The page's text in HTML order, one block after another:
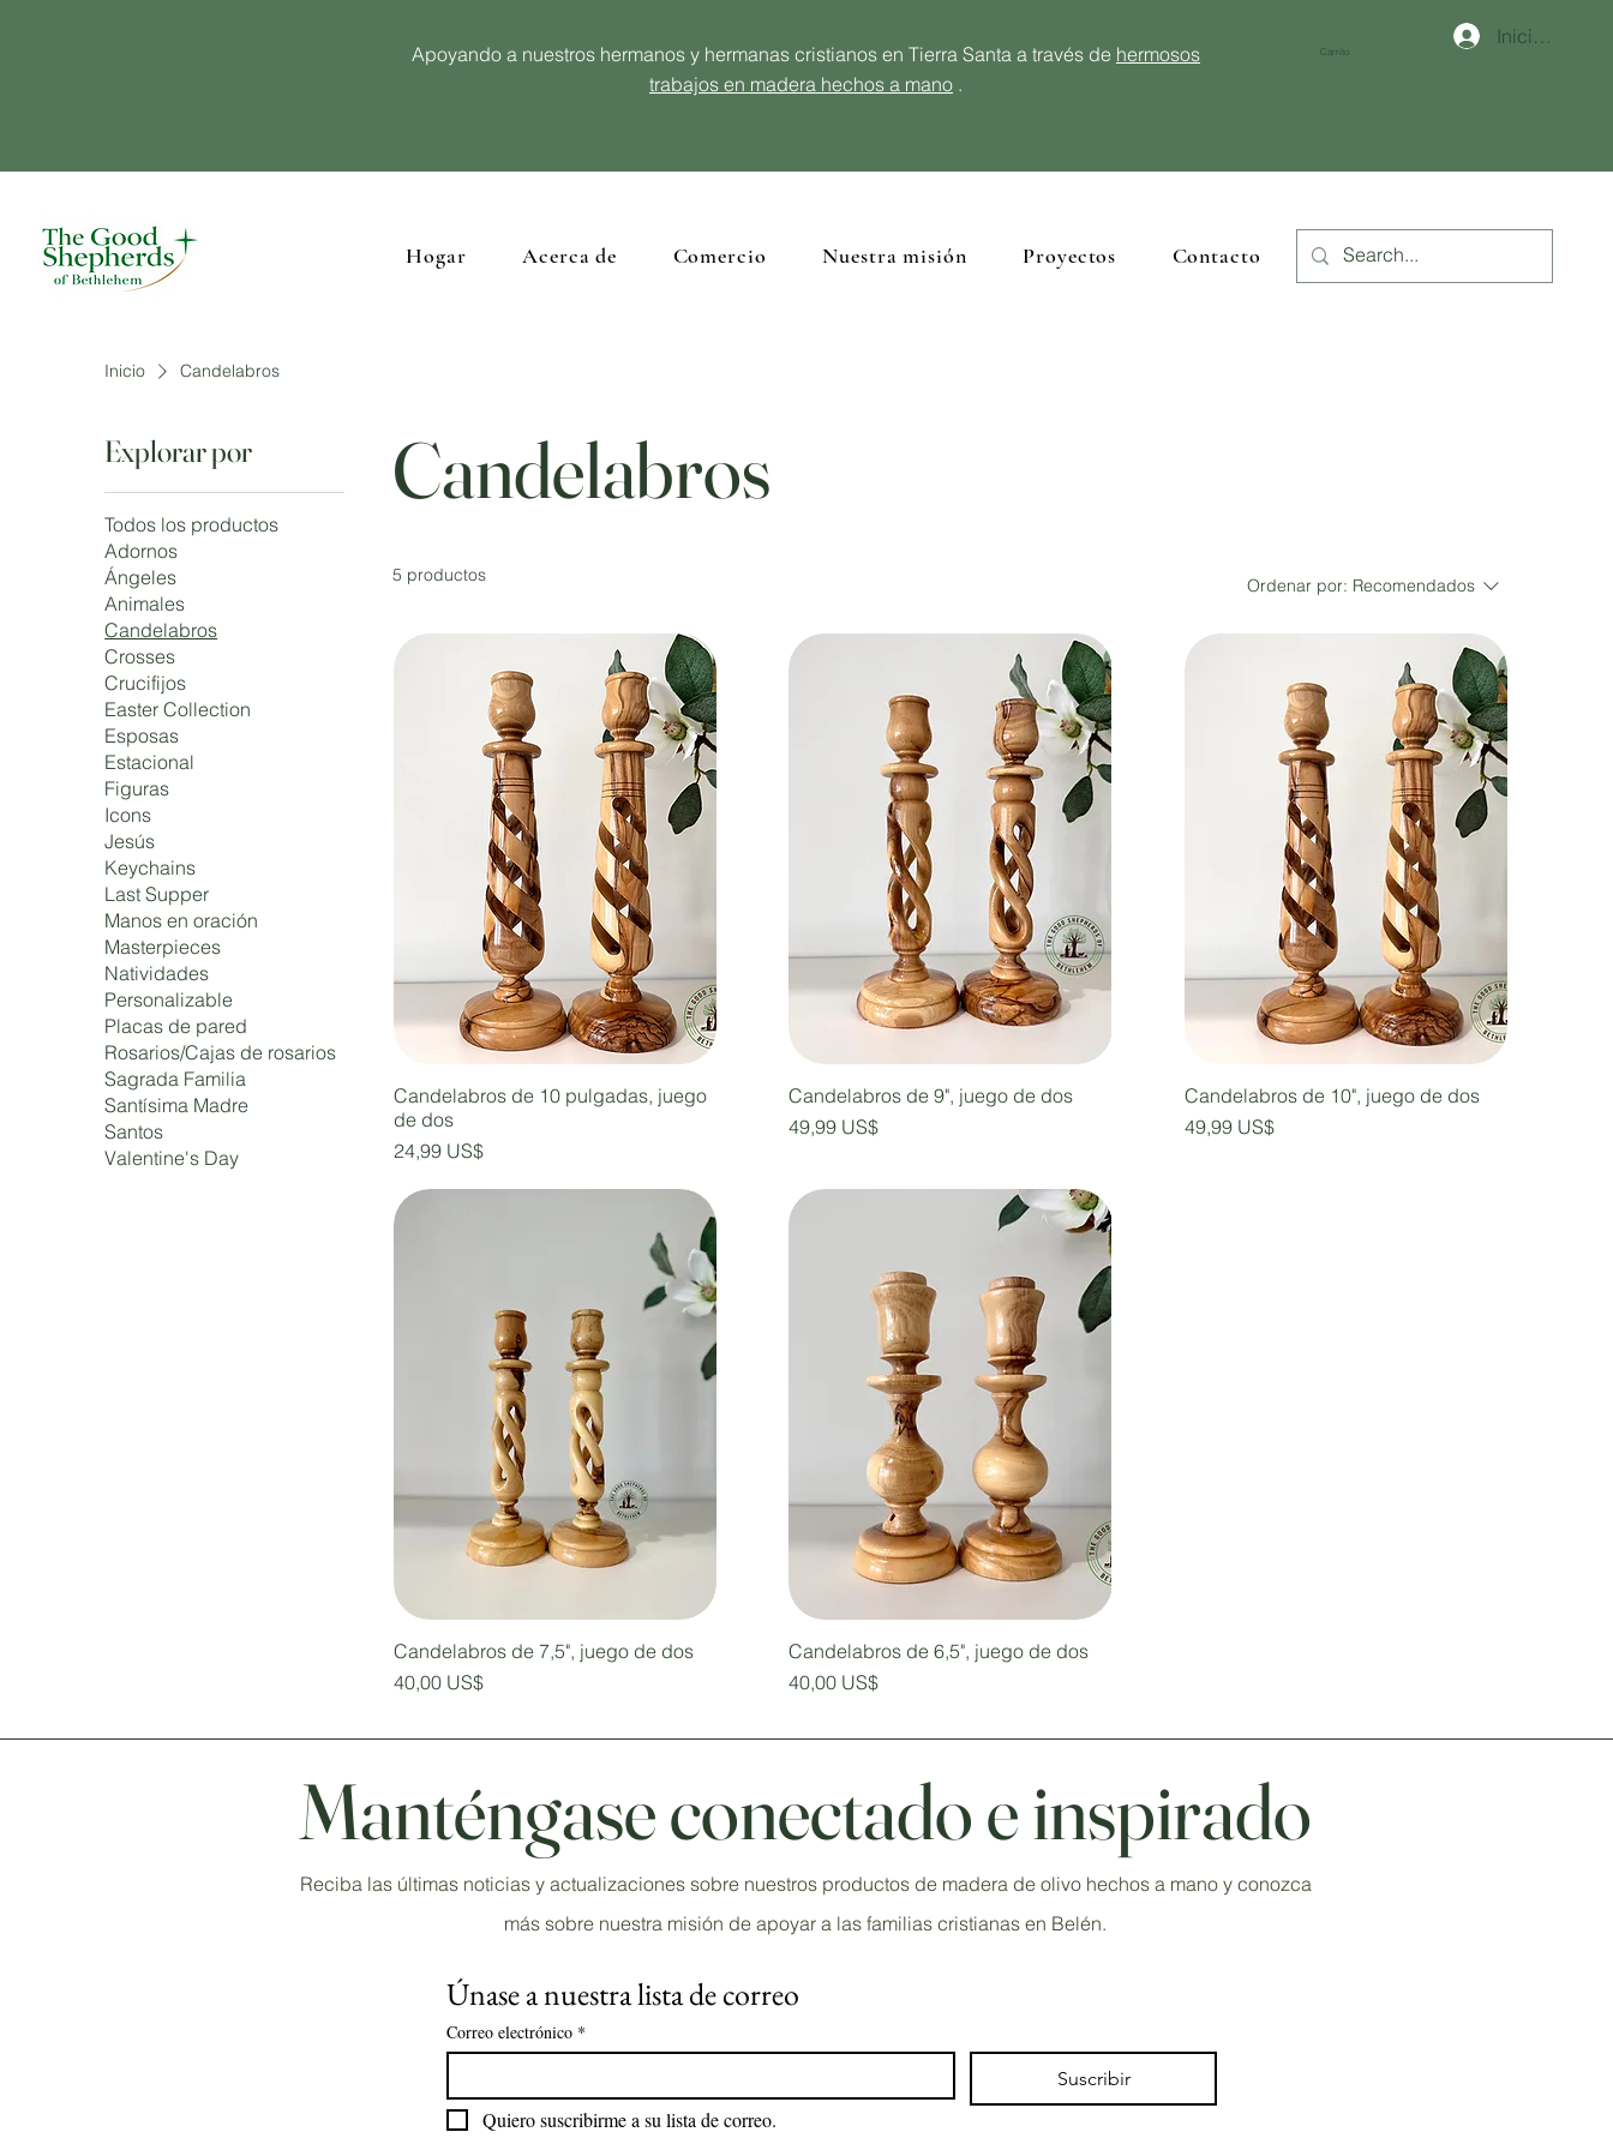
Apoyando a nuestros hermanos y hermanas cristianos en Tierra Santa a través de hermosos
trabajos en madera hechos a mano .
Carrito
Iniciar sesión
Hogar Acerca de Comercio Nuestra misión Proyectos Contacto
Inicio Candelabros
Explorar por
Todos los productos
Adornos
Ángeles
Animales
Candelabros
Crosses
Crucifijos
Easter Collection
Esposas
Estacional
Figuras
Icons
Jesús
Keychains
Last Supper
Manos en oración
Masterpieces
Natividades
Personalizable
Placas de pared
Rosarios/Cajas de rosarios
Sagrada Familia
Santísima Madre
Santos
Valentine's Day
Candelabros
5 productos Ordenar por: Recomendados
Candelabros de 10 pulgadas, juego
de dos
Precio
24,99 US$
Candelabros de 9", juego de dos
Precio
49,99 US$
Candelabros de 10", juego de dos
Precio
49,99 US$
Candelabros de 7,5", juego de dos
Precio
40,00 US$
Candelabros de 6,5", juego de dos
Precio
40,00 US$
Manténgase conectado e inspirado
Reciba las últimas noticias y actualizaciones sobre nuestros productos de madera de olivo hechos a mano y conozca
más sobre nuestra misión de apoyar a las familias cristianas en Belén.
Únase a nuestra lista de correo
Correo electrónico *
Suscribir
Quiero suscribirme a su lista de correo.